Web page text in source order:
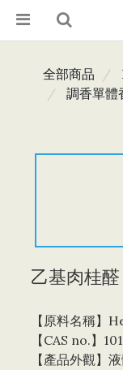
全部商品
調香單體
乙基肉桂醛
【原料名稱】
【CAS no.】
【產品外觀】